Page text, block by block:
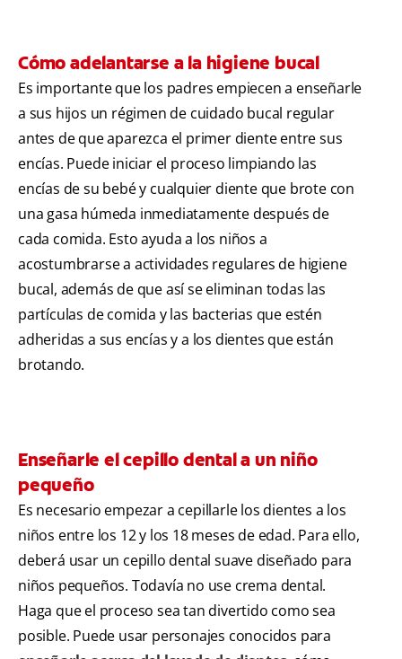
Cómo adelantarse a la higiene bucal
Es importante que los padres empiecen a enseñarle
a sus hijos un régimen de cuidado bucal regular
antes de que aparezca el primer diente entre sus
encías. Puede iniciar el proceso limpiando las
encías de su bebé y cualquier diente que brote con
una gasa húmeda inmediatamente después de
cada comida. Esto ayuda a los niños a
acostumbrarse a actividades regulares de higiene
bucal, además de que así se eliminan todas las
partículas de comida y las bacterias que estén
adheridas a sus encías y a los dientes que están
brotando.
Enseñarle el cepillo dental a un niño
pequeño
Es necesario empezar a cepillarle los dientes a los
niños entre los 12 y los 18 meses de edad. Para ello,
deberá usar un cepillo dental suave diseñado para
niños pequeños. Todavía no use crema dental.
Haga que el proceso sea tan divertido como sea
posible. Puede usar personajes conocidos para